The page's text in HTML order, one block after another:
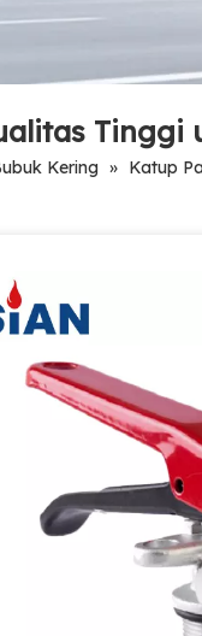
Kering » Katup